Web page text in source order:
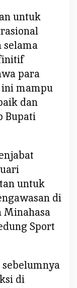
untuk
selama
para
ini mampu
dan
Bupati
untuk
di
Minahasa
Sport
sebelumnya
di